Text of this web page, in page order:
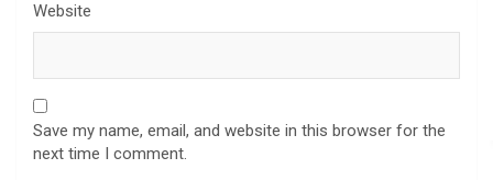
Website
Save my name, email, and website in this browser for the
next time I comment.